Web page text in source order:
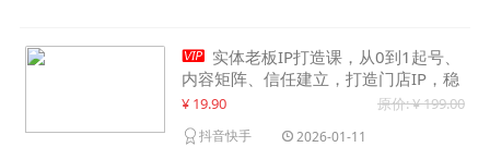
 实体老板IP打造课，从0到1起号、
内容矩阵、信任建立，打造门店IP，稳
定获客增收
¥ 19.90 原价: ¥ 199.00
抖音快手 2026-01-11